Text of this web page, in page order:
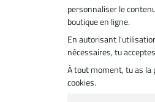
Boutique
personnaliser le
boutique en ligne.
En autorisant
nécessaires, tu
À tout moment, tu as la
cookies.